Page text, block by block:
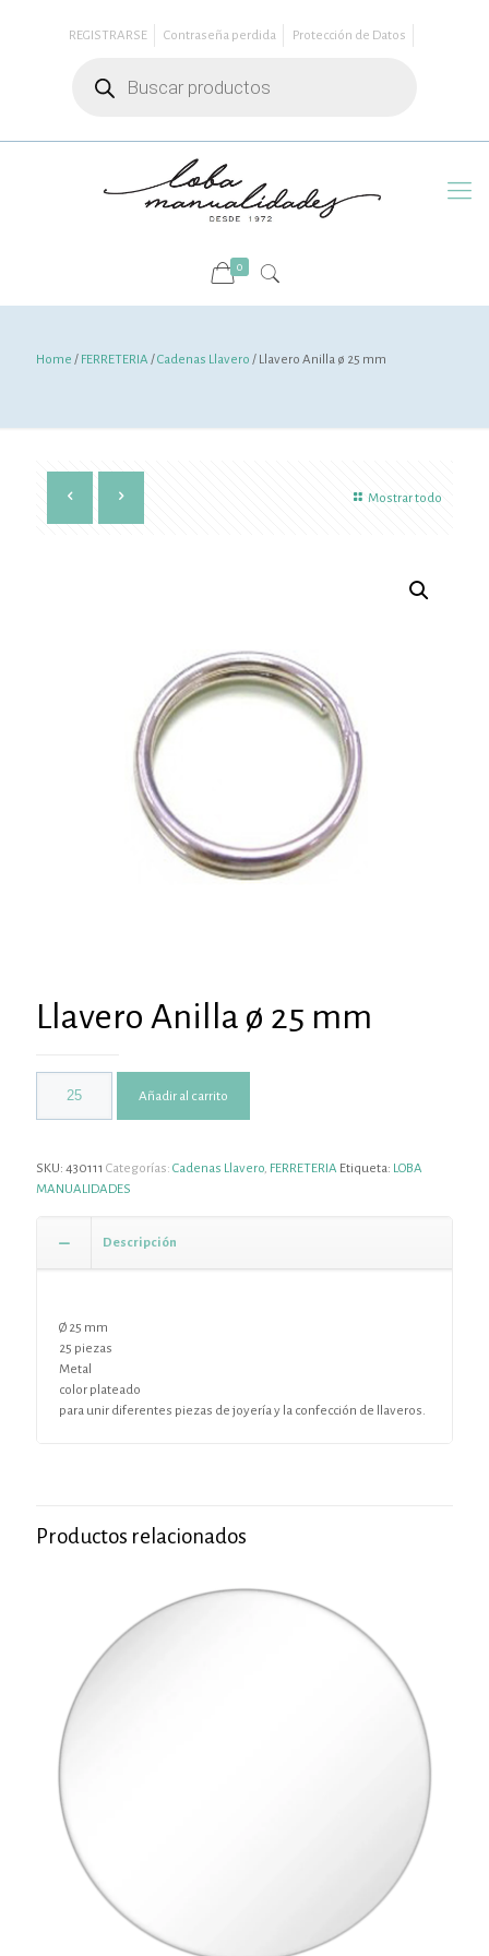
REGISTRARSE Contraseña perdida
Protección de Datos
productos
0
Home / FERRETERIA /Cadenas Llavero / Llavero Anilla ø 25 mm
Mostrar todo
Llavero Anilla ø 25 mm
Añadir al carrito
SKU: 430111 Categorías: Cadenas Llavero, FERRETERIA Etiqueta: LOBA
MANUALIDADES
Descripción
Ø 25 mm
25 piezas
Metal
color plateado
para unir diferentes piezas de joyería y la confección de llaveros.
Productos relacionados